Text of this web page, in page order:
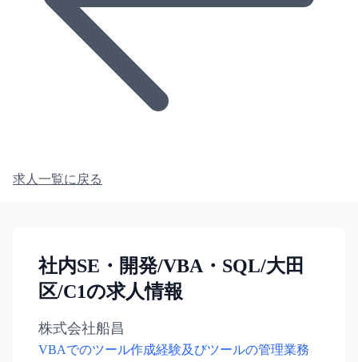
求人一覧に戻る
社内SE・開発/VBA・SQL/大田
区/C1の求人情報
株式会社船昌
VBAでのツール作成経験及びツールの管理業務